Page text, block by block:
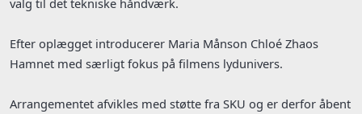
Efter oplægget introducerer Maria Månson Chloé Zhaos
Hamnet med særligt fokus på filmens lydunivers.
Arrangementet afvikles med støtte fra SKU og er derfor åbent